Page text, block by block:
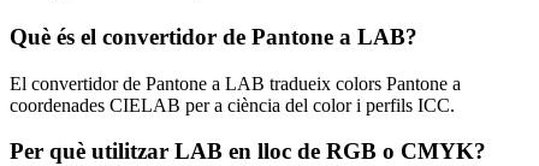
Què és el convertidor de Pantone a LAB?
El convertidor de Pantone a LAB tradueix colors Pantone a
coordenades CIELAB per a ciència del color i perfils ICC.
Per què utilitzar LAB en lloc de RGB o CMYK?